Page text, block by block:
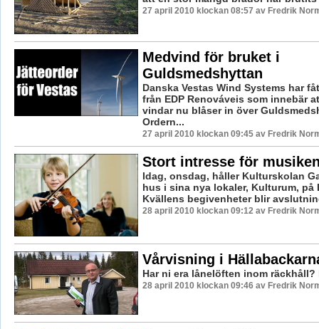
27 april 2010 klockan 08:57 av Fredrik
Medvind för bruket i
Guldsmedshyttan
Danska Vestas Wind Systems har
från EDP Renováveis som innebär
vindar nu blåser in över
Ordern...
27 april 2010 klockan 09:45 av Fredrik
Stort intresse för
Idag, onsdag, håller Kulturskolan
hus i sina nya lokaler, Kulturum, på
Kvällens begivenheter blir
28 april 2010 klockan 09:12 av Fredrik
Vårvisning i
Har ni era lånelöften inom räckhåll?
28 april 2010 klockan 09:46 av Fredrik